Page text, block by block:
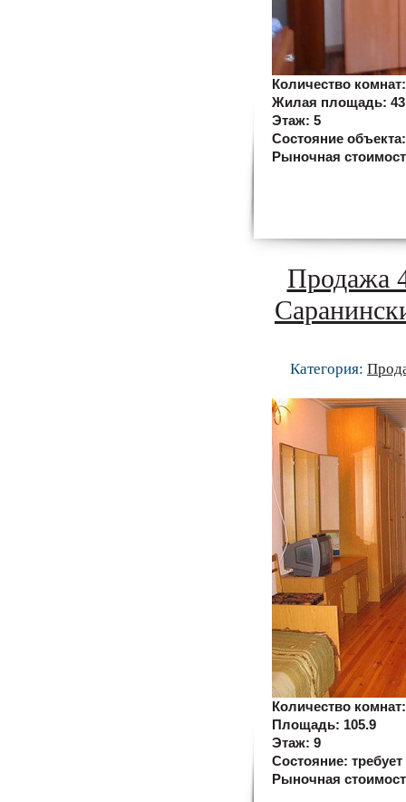
Количество
Жилая площадь: 43
Этаж: 5
Состояние
Рыночная
Продажа
Категория:
Количество
Площадь: 105.9
Этаж: 9
Состояние:
Рыночная